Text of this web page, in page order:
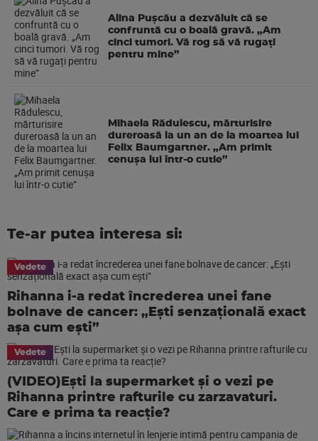
Alina Pușcău a dezvăluit că se
confruntă cu o boală gravă. „Am
cinci tumori. Vă rog să vă rugați
pentru mine”
Mihaela Rădulescu, mărturisire
dureroasă la un an de la moartea lui
Felix Baumgartner. „Am primit
cenușa lui într-o cutie”
Te-ar putea interesa si:
Vedete
Rihanna i-a redat încrederea unei fane
bolnave de cancer: „Ești senzațională exact
așa cum ești”
Vedete
(VIDEO)Ești la supermarket și o vezi pe
Rihanna printre rafturile cu zarzavaturi.
Care e prima ta reacție?